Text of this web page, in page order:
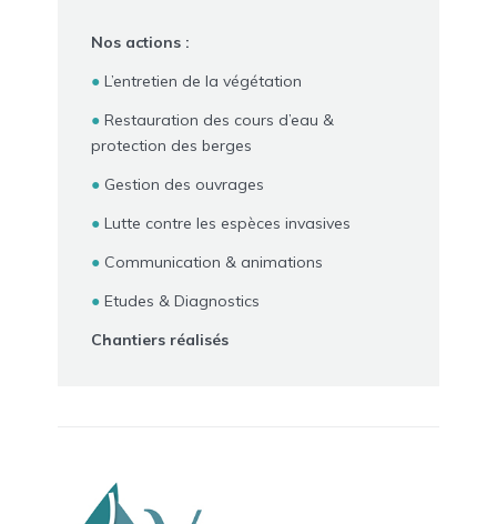
Nos actions :
L’entretien de la végétation
Restauration des cours d’eau &
protection des berges
Gestion des ouvrages
Lutte contre les espèces invasives
Communication & animations
Etudes & Diagnostics
Chantiers réalisés